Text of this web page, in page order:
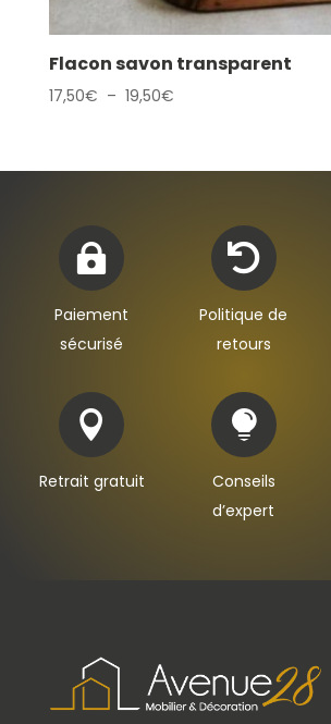
Flacon savon transparent
17,50€ – 19,50€Plage
17,50€

Paiement
sécurisé

Politique de
retours

Retrait gratuit

Conseils
d’expert